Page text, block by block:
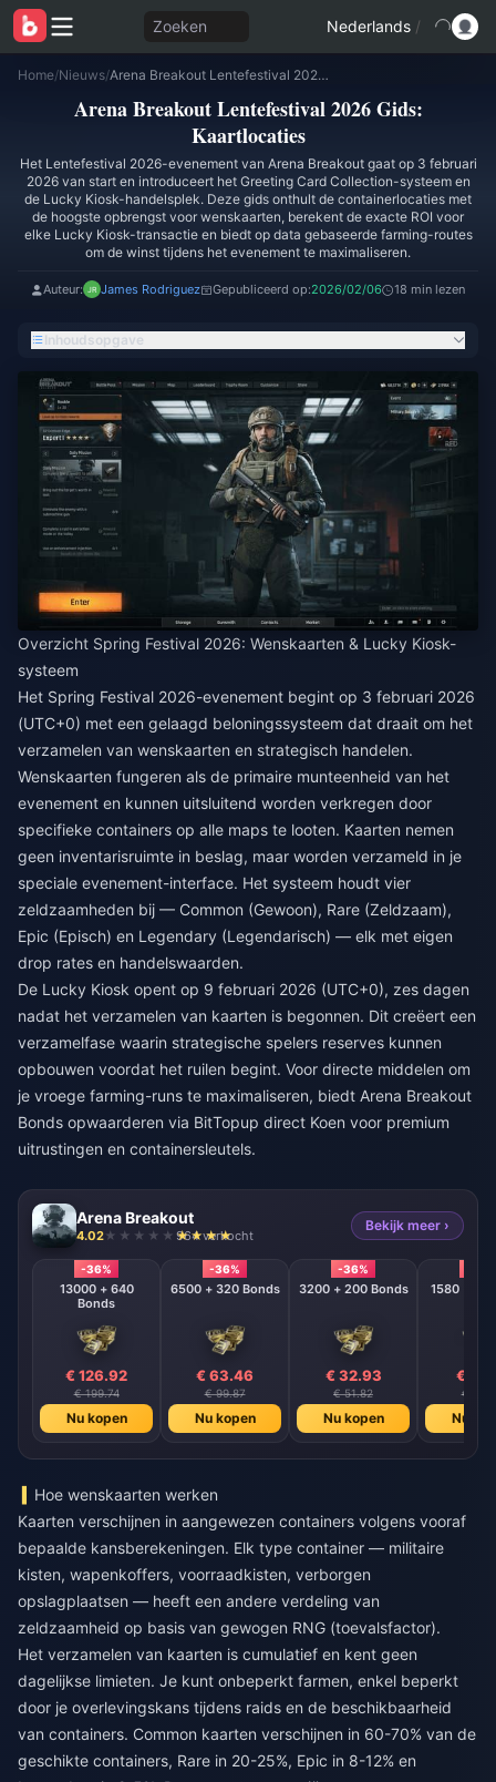
Zoeken Nederlands /
Home/Nieuws/ Arena Breakout Lentefestival 2026 Gids: Kaartlocaties
Arena Breakout Lentefestival 2026 Gids:
Kaartlocaties
Het Lentefestival 2026-evenement van Arena Breakout gaat op 3 februari
2026 van start en introduceert het Greeting Card Collection-systeem en
de Lucky Kiosk-handelsplek. Deze gids onthult de containerlocaties met
de hoogste opbrengst voor wenskaarten, berekent de exacte ROI voor
elke Lucky Kiosk-transactie en biedt op data gebaseerde farming-routes
om de winst tijdens het evenement te maximaliseren.
Auteur: James Rodriguez Gepubliceerd op:2026/02/06 18 min lezen
Inhoudsopgave
Overzicht Spring Festival 2026: Wenskaarten & Lucky Kiosk-
systeem
Het Spring Festival 2026-evenement begint op 3 februari 2026
(UTC+0) met een gelaagd beloningssysteem dat draait om het
verzamelen van wenskaarten en strategisch handelen.
Wenskaarten fungeren als de primaire munteenheid van het
evenement en kunnen uitsluitend worden verkregen door
specifieke containers op alle maps te looten. Kaarten nemen
geen inventarisruimte in beslag, maar worden verzameld in je
speciale evenement-interface. Het systeem houdt vier
zeldzaamheden bij — Common (Gewoon), Rare (Zeldzaam),
Epic (Episch) en Legendary (Legendarisch) — elk met eigen
drop rates en handelswaarden.
De Lucky Kiosk opent op 9 februari 2026 (UTC+0), zes dagen
nadat het verzamelen van kaarten is begonnen. Dit creëert een
verzamelfase waarin strategische spelers reserves kunnen
opbouwen voordat het ruilen begint. Voor directe middelen om
je vroege farming-runs te maximaliseren, biedt Arena Breakout
Bonds opwaarderen via BitTopup direct Koen voor premium
uitrustingen en containersleutels.
Arena Breakout
4.02 964 verkocht
Bekijk meer ›
-36%
13000 + 640
Bonds
€ 126.92
€ 199.74
Nu kopen
-36%
6500 + 320 Bonds
€ 63.46
€ 99.87
Nu kopen
-36%
3200 + 200 Bonds
€ 32.93
€ 51.82
Nu kopen
€
€
Nu
Hoe wenskaarten werken
Kaarten verschijnen in aangewezen containers volgens vooraf
bepaalde kansberekeningen. Elk type container — militaire
kisten, wapenkoffers, voorraadkisten, verborgen
opslagplaatsen — heeft een andere verdeling van
zeldzaamheid op basis van gewogen RNG (toevalsfactor).
Het verzamelen van kaarten is cumulatief en kent geen
dagelijkse limieten. Je kunt onbeperkt farmen, enkel beperkt
door je overlevingskans tijdens raids en de beschikbaarheid
van containers. Common kaarten verschijnen in 60-70% van de
geschikte containers, Rare in 20-25%, Epic in 8-12% en